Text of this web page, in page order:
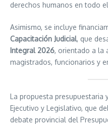
derechos humanos en todo
Asimismo, se incluye
Capacitación Judicial, que
Integral 2026, orientado a la
magistrados, funcionarios y
La propuesta presupuestaria
Ejecutivo y Legislativo, que
debate provincial del